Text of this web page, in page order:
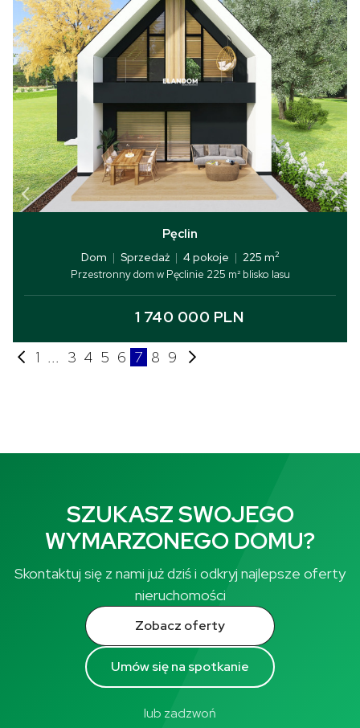
Pęclin
Dom | Sprzedaż | 4 pokoje | 225 m2
Przestronny dom w Pęclinie 225 m² blisko lasu
1 740 000 PLN
1 ... 3 4 5 6 7 8 9
SZUKASZ SWOJEGO
WYMARZONEGO DOMU?
Skontaktuj się z nami już dziś i odkryj najlepsze oferty
nieruchomości
Zobacz oferty
Umów się na spotkanie
lub zadzwoń